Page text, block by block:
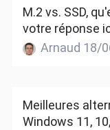
M.2 vs. SSD,
votre réponse
Arnaud 18/
Meilleures
Windows 11,